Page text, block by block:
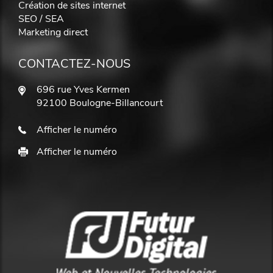
Création de sites internet
SEO / SEA
Marketing direct
CONTACTEZ-NOUS
696 rue Yves Kermen
92100 Boulogne-Billancourt
Afficher le numéro
Afficher le numéro